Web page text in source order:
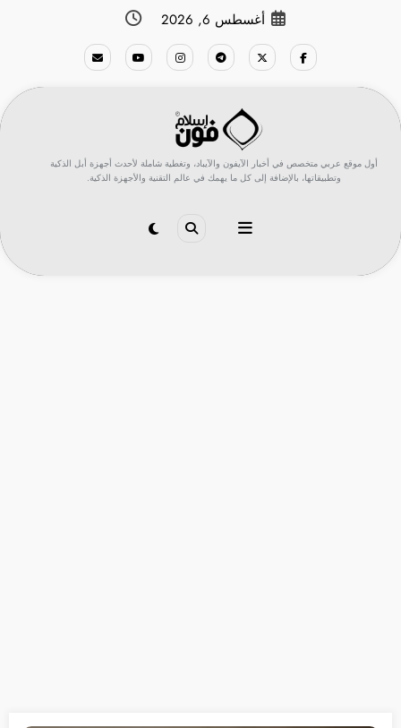
أغسطس 6, 2026
أول موقع عربي متخصص في أخبار الآيفون والآيباد، وتغطية شاملة لأحدث أجهزة أبل الذكية
وتطبيقاتها، بالإضافة إلى كل ما يهمك في عالم التقنية والأجهزة الذكية.